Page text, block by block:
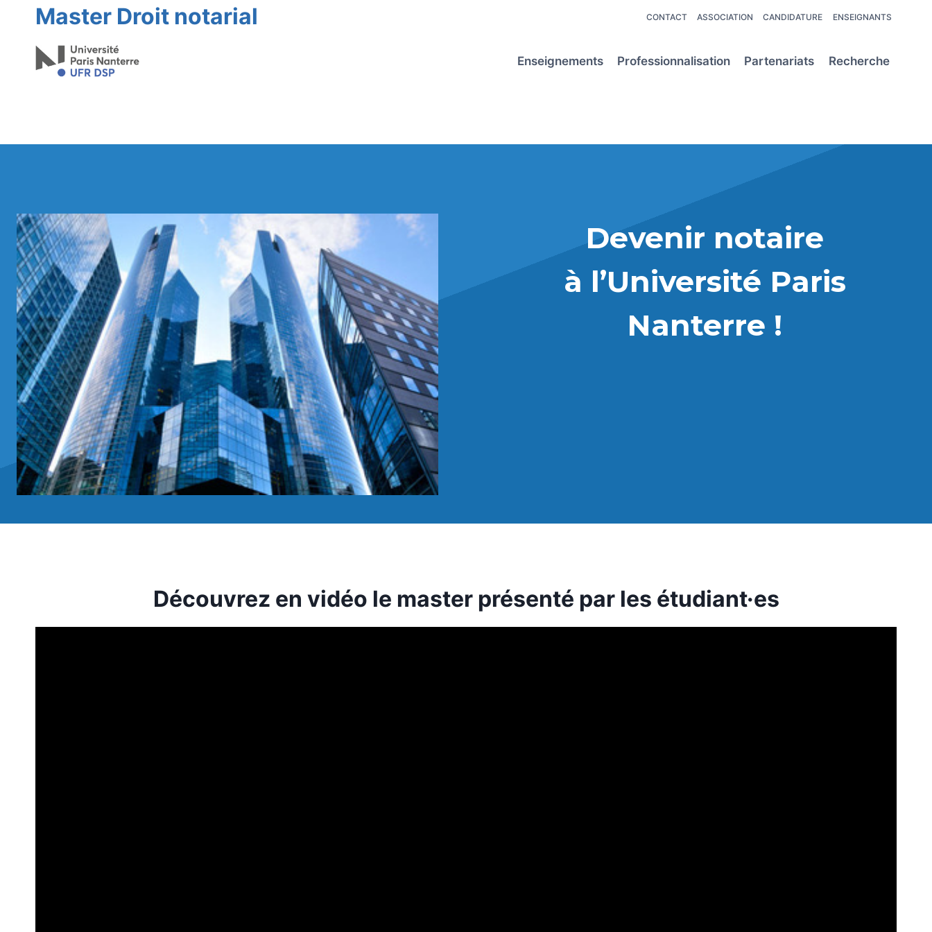
contenu
Master Droit notarial CONTACT ASSOCIATION CANDIDATURE ENSEIGNANTS
Enseignements Professionnalisation Partenariats Recherche
Devenir notaire
à l’Université Paris
Nanterre !
Découvrez en vidéo le master présenté par les étudiant·es